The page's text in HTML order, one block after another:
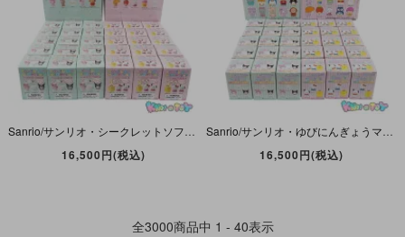
16,500円(税込) 16,500円(税込)
全3000商品中 1 - 40表示